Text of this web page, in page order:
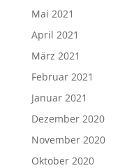
Mai 2021
April 2021
März 2021
Februar 2021
Januar 2021
Dezember 2020
November 2020
Oktober 2020